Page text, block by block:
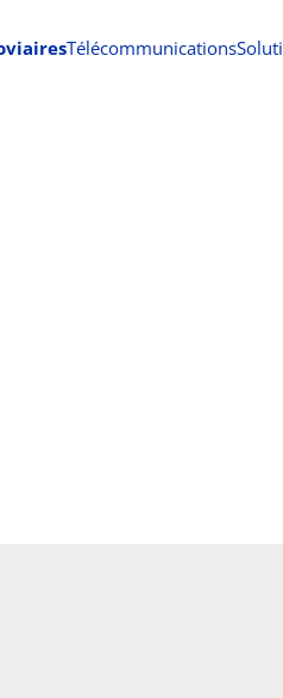
Télécommunications